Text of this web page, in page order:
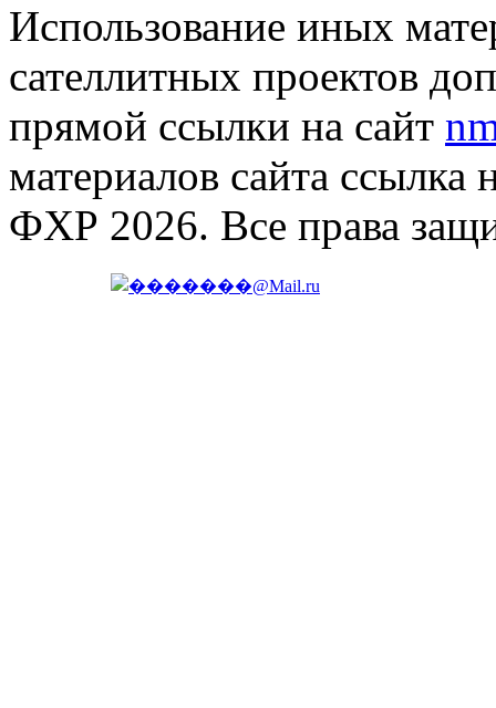
Использование иных
сателлитных проектов
прямой ссылки на сайт
материалов сайта ссылка
ФХР 2026. Все права